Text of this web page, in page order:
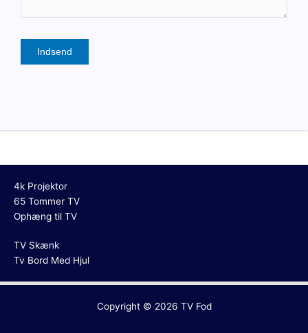
4k Projektor
65 Tommer TV
Ophæng til TV
TV Skænk
Tv Bord Med Hjul
Copyright © 2026 TV Fod